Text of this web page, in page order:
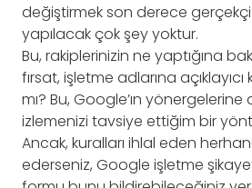
değiştirmek son derece gerçekçi
yapılacak çok şey yoktur.
Bu, rakiplerinizin ne yaptığına
fırsat, işletme adlarına
mı? Bu, Google’ın yönergelerine
izlemenizi tavsiye ettiğim bir
Ancak, kuralları ihlal eden
ederseniz, Google işletme